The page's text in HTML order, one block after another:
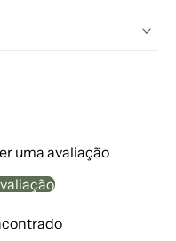
uma avaliação